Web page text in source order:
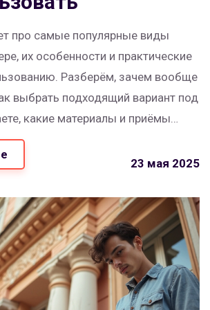
про самые популярные виды
их особенности и практические
Разберём, зачем вообще
выбрать подходящий вариант под
какие материалы и приёмы
и почему люди всё чаще
личный подход. Будут советы для
комнату. Всё просто, понятно и по
23 мая 2025